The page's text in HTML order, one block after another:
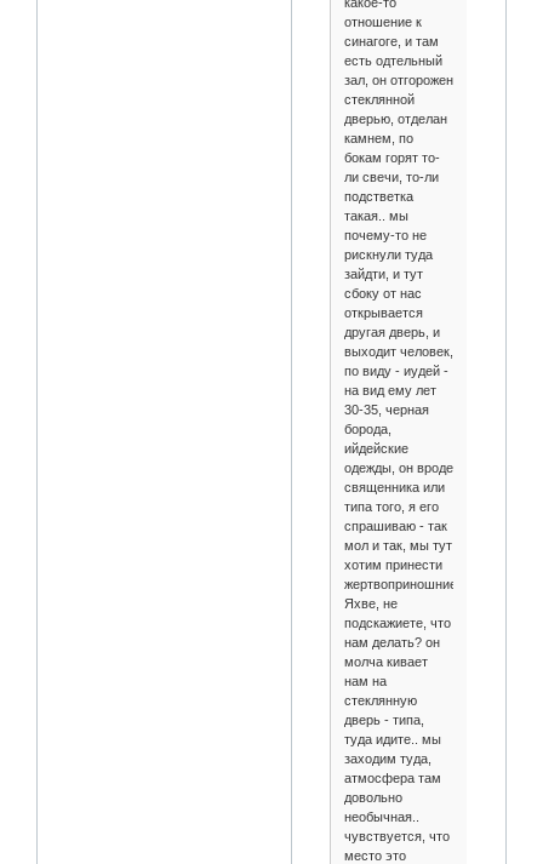
отношение к
синагоге, и там
есть одтельный
зал, он отгорожен
стеклянной
дверью, отделан
камнем, по
бокам горят то-
ли свечи, то-ли
подстветка
такая.. мы
почему-то не
рискнули туда
зайдти, и тут
сбоку от нас
открывается
другая дверь, и
выходит человек,
по виду - иудей -
на вид ему лет
30-35, черная
борода,
ийдейские
одежды, он вроде
священника или
типа того, я его
спрашиваю - так
мол и так, мы тут
хотим принести
жертвоприношние
Яхве, не
подскажиете, что
нам делать? он
молча кивает
нам на
стеклянную
дверь - типа,
туда идите.. мы
заходим туда,
атмосфера там
довольно
необычная..
чувствуется, что
место это